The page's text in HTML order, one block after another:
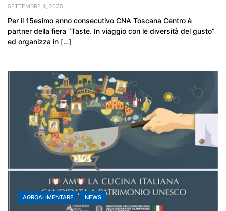
SETTEMBRE 4, 2025
Per il 15esimo anno consecutivo CNA Toscana Centro è
partner della fiera “Taste. In viaggio con le diversità del gusto”
ed organizza in […]
AGROALIMENTARE NEWS